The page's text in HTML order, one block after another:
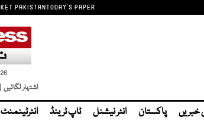
PAKISTANTODAY'S PAPER
اشتہار لگائیں |
پاکستان انٹر نیشنل ٹاپ ٹرینڈ انٹرٹینمنٹ